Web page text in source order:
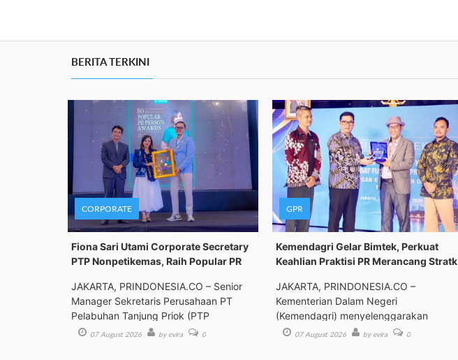
BERITA TERKINI
CORPORATE
Fiona Sari Utami Corporate Secretary
PTP Nonpetikemas, Raih Popular PR
JAKARTA, PRINDONESIA.CO – Senior
Manager Sekretaris Perusahaan PT
Pelabuhan Tanjung Priok (PTP
07 August 2026 by evira 0
GPR
Kemendagri Gelar Bimtek, Perkuat
Keahlian Praktisi PR Merancang Stratk
JAKARTA, PRINDONESIA.CO –
Kementerian Dalam Negeri
(Kemendagri) menyelenggarakan
Bimbingan Tek
07 August 2026 by evira 0